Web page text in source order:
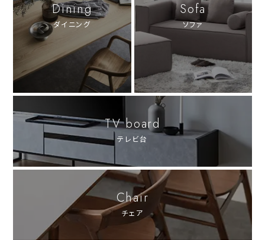
Dining
ダイニング
Sofa
ソファ
TV board
テレビ台
Chair
チェア